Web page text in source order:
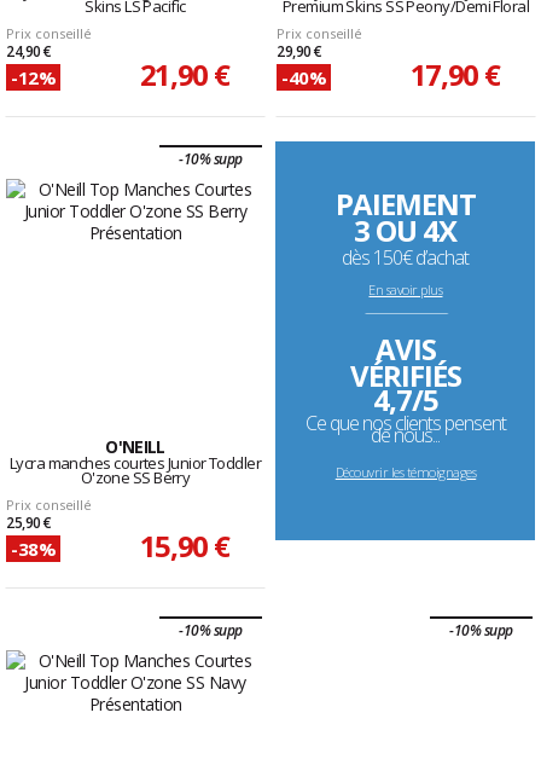
Skins LS Pacific
Prix conseillé
24,90 €
-12% 21,90 €
Premium Skins SS Peony/Demi Floral
Prix conseillé
29,90 €
-40% 17,90 €
-10% supp
O'NEILL
Lycra manches courtes Junior Toddler
O'zone SS Berry
Prix conseillé
25,90 €
-38% 15,90 €
PAIEMENT
3 OU 4X
dès 150€ d’achat
En savoir plus
--------------------------------------------------------------------
AVIS
VÉRIFIÉS
4,7/5
Ce que nos clients pensent
de nous...
Découvrir les témoignages
-10% supp -10% supp